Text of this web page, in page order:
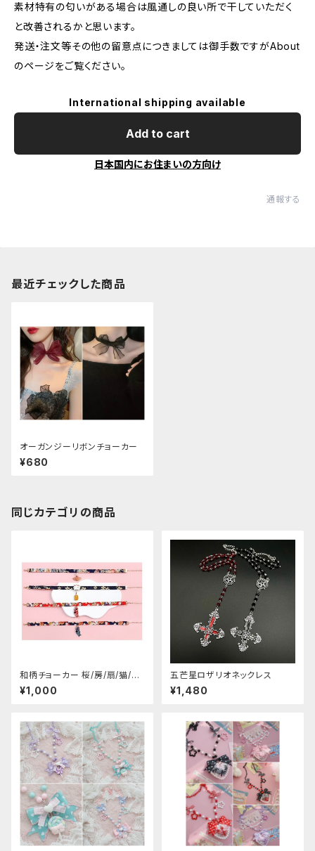
素材特有の匂いがある場合は風通しの良い所で干していただく
と改善されるかと思います。
発送・注文等その他の留意点につきましては御手数ですがAbout
のページをご覧ください。
International shipping available
Add to cart
日本国内にお住まいの方向け
通報する
最近チェックした商品
オーガンジーリボンチョーカー
¥680
同じカテゴリの商品
和柄チョーカー 桜/房/扇/猫/こ
いのぼり
¥1,000
五芒星ロザリオネックレス
¥1,480